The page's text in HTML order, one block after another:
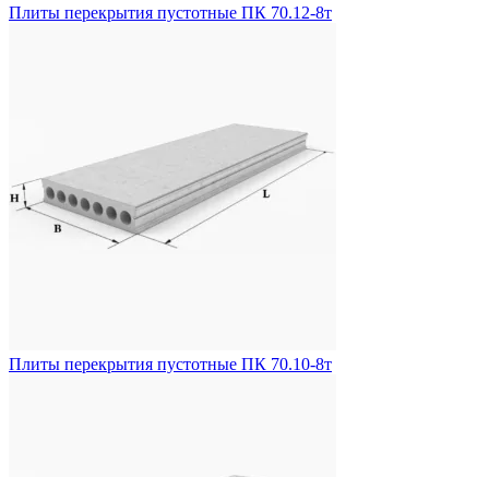
Плиты перекрытия пустотные ПК 70.12-8т
Плиты перекрытия пустотные ПК 70.10-8т